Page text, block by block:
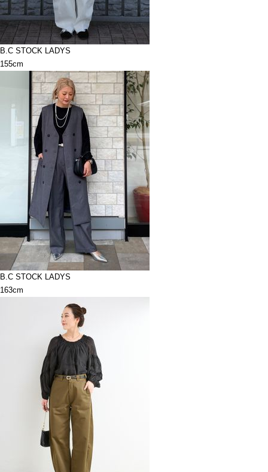
B.C STOCK LADYS
155cm
B.C STOCK LADYS
163cm